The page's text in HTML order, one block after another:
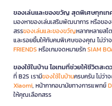
ของเล่นและของขวัญ สุดพิเศษทุกเท
มองหาของเล่นเสริมพัฒนาการ หรือขอ
สรรของเล่นและของขวัญหลากหลายสไ
และรอยยิ้มให้กับคนพิเศษของคุณ ไม่ว่า
FRIENDS หรือเกมจดหมายรักSIAM
ของใช้ในบ้าน ไอเทมที่ช่วยให้ชีวิตสะ
ที่ B2S เรามีของใช้ในบ้านครบครัน ไม่ว่า
Xiaomi, หน้ากากอนามัยทางการแพทย์
ให้คุณเลือกสรร